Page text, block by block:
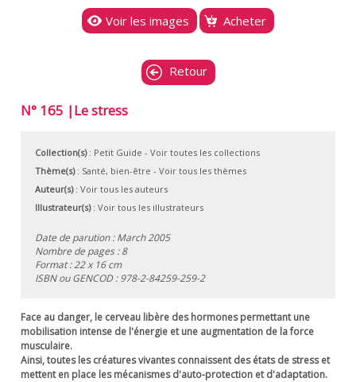
Voir les images Acheter
Retour
N° 165 |Le stress
Collection(s): Petit Guide - Voir toutes les collections
Thème(s): Santé, bien-être - Voir tous les thèmes
Auteur(s): Voir tous les auteurs
Illustrateur(s): Voir tous les illustrateurs
Date de parution : March 2005
Nombre de pages : 8
Format : 22 x 16 cm
ISBN ou GENCOD :978-2-84259-259-2
Face au danger, le cerveau libère des hormones permettant une
mobilisation intense de l'énergie et une augmentation de la force
musculaire.
Ainsi, toutes les créatures vivantes connaissent des états de stress et
mettent en place les mécanismes d'auto-protection et d'adaptation.